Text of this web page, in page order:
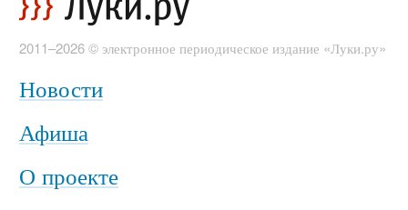
2011–2026 © электронное периодическое издание «Луки.ру»
Новости
Афиша
О проекте